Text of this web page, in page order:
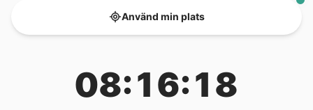
Använd min plats
08:16:18